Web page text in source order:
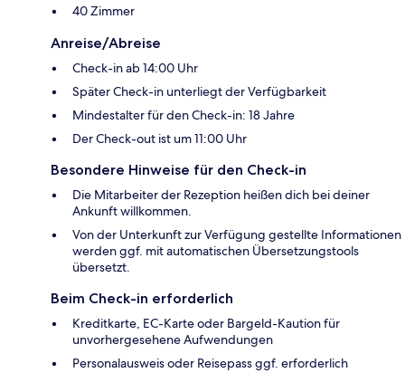
40 Zimmer
Anreise/Abreise
Check-in ab 14:00 Uhr
Später Check-in unterliegt der Verfügbarkeit
Mindestalter für den Check-in: 18 Jahre
Der Check-out ist um 11:00 Uhr
Besondere Hinweise für den Check-in
Die Mitarbeiter der Rezeption heißen dich bei deiner
Ankunft willkommen.
Von der Unterkunft zur Verfügung gestellte Informationen
werden ggf. mit automatischen Übersetzungstools
übersetzt.
Beim Check-in erforderlich
Kreditkarte, EC-Karte oder Bargeld-Kaution für
unvorhergesehene Aufwendungen
Personalausweis oder Reisepass ggf. erforderlich